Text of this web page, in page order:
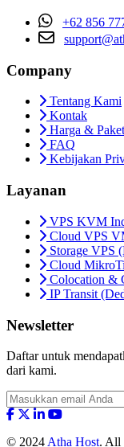
+62 856
Company
Tentang Kami
Kontak
Harga & Paket
FAQ
Kebijakan
Layanan
VPS KVM
Cloud VPS
Storage VPS
Cloud
Colocation &
IP Transit
Newsletter
Daftar untuk
dari kami.
© 2024 Atha Host. All